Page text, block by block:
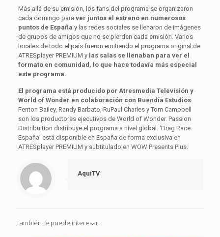
Más allá de su emisión, los fans del programa se organizaron
cada domingo para ver juntos el estreno en numerosos
puntos de España y las redes sociales se llenaron de imágenes
de grupos de amigos que no se pierden cada emisión. Varios
locales de todo el país fueron emitiendo el programa original de
ATRESplayer PREMIUM y las salas se llenaban para ver el
formato en comunidad, lo que hace todavía más especial
este programa.
El programa está producido por Atresmedia Televisión y
World of Wonder en colaboración con Buendía Estudios.
Fenton Bailey, Randy Barbato, RuPaul Charles y Tom Campbell
son los productores ejecutivos de World of Wonder. Passion
Distribuition distribuye el programa a nivel global. ‘Drag Race
España’ está disponible en España de forma exclusiva en
ATRESplayer PREMIUM y subtitulado en WOW Presents Plus.
AquíTV
También te puede interesar: